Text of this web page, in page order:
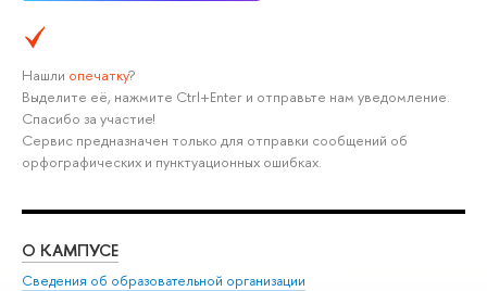
Нашли опечатку?
Выделите её, нажмите Ctrl+Enter и отправьте нам уведомление.
Спасибо за участие!
Сервис предназначен только для отправки сообщений об
орфографических и пунктуационных ошибках.
О КАМПУСЕ
Сведения об образовательной организации